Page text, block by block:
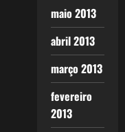
maio 2013
abril 2013
março 2013
fevereiro
2013